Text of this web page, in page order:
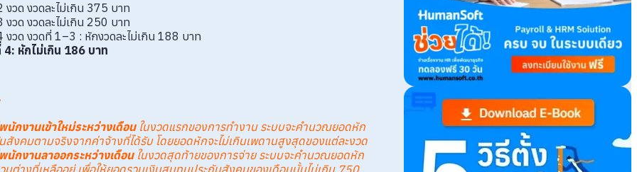
งวด งวดละไม่เกิน 375 บาท
งวด งวดละไม่เกิน 250 บาท
งวด งวดที่ 1–3 : หักงวดละไม่เกิน 188 บาท
4: หักไม่เกิน 186 บาท
กงานเข้าใหม่ระหว่างเดือนในงวดแรกของการทำงาน ระบบจะคำนวณยอดหัก
สังคมตามจริงจากค่าจ้างที่ได้รับ โดยยอดหักจะไม่เกินเพดานสูงสุดของแต่ละงวด
กงานลาออกระหว่างเดือนในงวดสุดท้ายของการจ่าย ระบบจะคำนวณยอดหัก